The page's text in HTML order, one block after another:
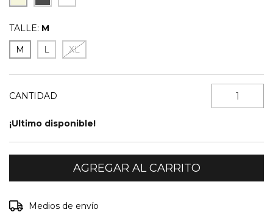
TALLE: M
M
L XL
CANTIDAD
¡Ultimo disponible!
Entregas para el CP:
Medios de envío